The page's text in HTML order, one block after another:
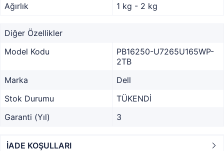
Ağırlık
1 kg - 2 kg
Diğer Özellikler
Model Kodu
PB16250-U7265U165WP-
2TB
Marka
Dell
Stok Durumu
TÜKENDİ
Garanti (Yıl)
3
İADE KOŞULLARI